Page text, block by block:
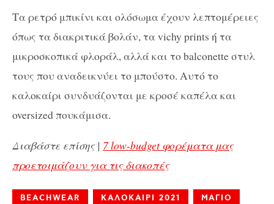
Τα ρετρό μπικίνι και ολόσωμα έχουν λεπτομέρειες
όπως τα διακριτικά βολάν, τα vichy prints ή τα
μικροσκοπικά φλοράλ, αλλά και το balconette στυλ
τους που αναδεικνύει το μπούστο. Αυτό το
καλοκαίρι συνδυάζονται με κροσέ καπέλα και
oversized πουκάμισα.
Διαβάστε επίσης | 7 low-budget φορέματα μας
προετοιμάζουν για τις διακοπές
BEACHWEAR ΚΑΛΟΚΑΙΡΙ 2021 ΜΑΓΙΟ